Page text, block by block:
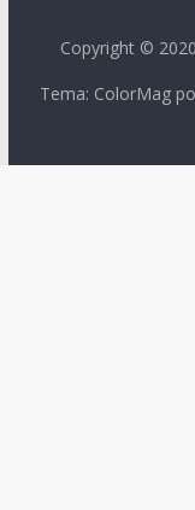
Copyright © 2020
Tema: ColorMag